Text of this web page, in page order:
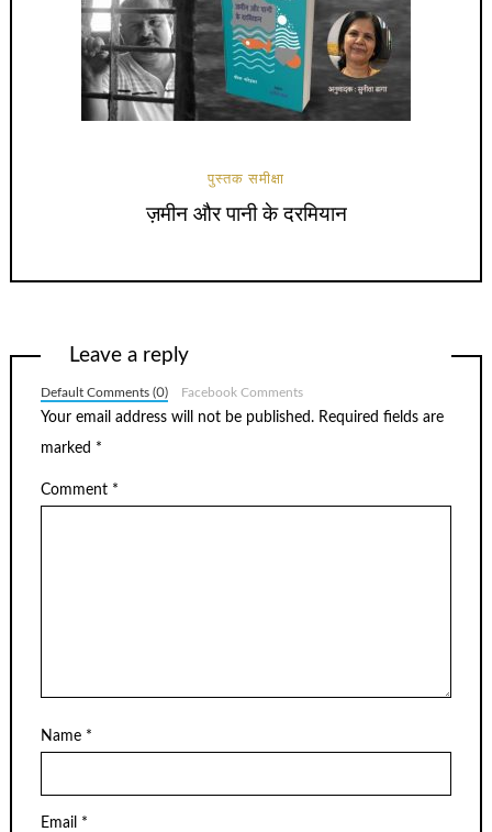
पुस्तक समीक्षा
ज़मीन और पानी के दरमियान
Leave a reply
Default Comments (0) Facebook Comments
Your email address will not be published. Required fields are
marked *
Comment *
Name *
Email *